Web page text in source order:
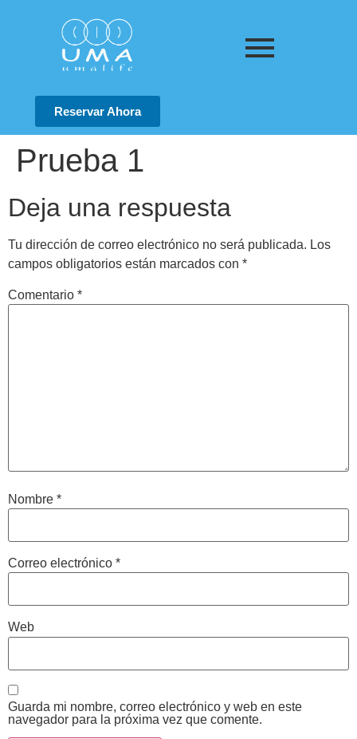
Reservar Ahora
Prueba 1
Deja una respuesta
Tu dirección de correo electrónico no será publicada. Los
campos obligatorios están marcados con *
Comentario *
Nombre *
Correo electrónico *
Web
Guarda mi nombre, correo electrónico y web en este
navegador para la próxima vez que comente.